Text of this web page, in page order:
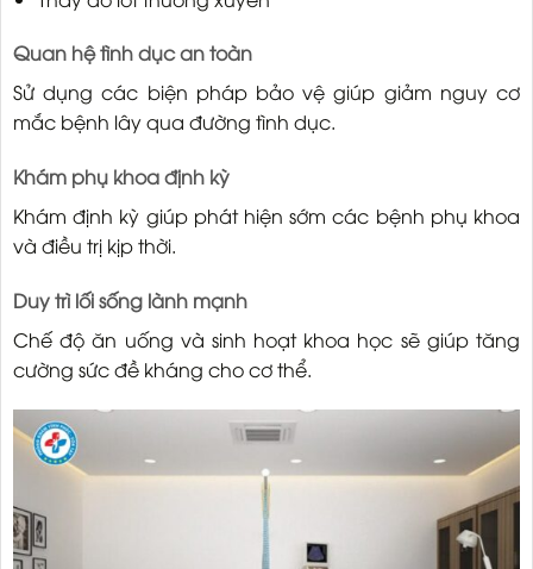
Quan hệ tình dục an toàn
Sử dụng các biện pháp bảo vệ giúp giảm nguy cơ
mắc bệnh lây qua đường tình dục.
Khám phụ khoa định kỳ
Khám định kỳ giúp phát hiện sớm các bệnh phụ khoa
và điều trị kịp thời.
Duy trì lối sống lành mạnh
Chế độ ăn uống và sinh hoạt khoa học sẽ giúp tăng
cường sức đề kháng cho cơ thể.